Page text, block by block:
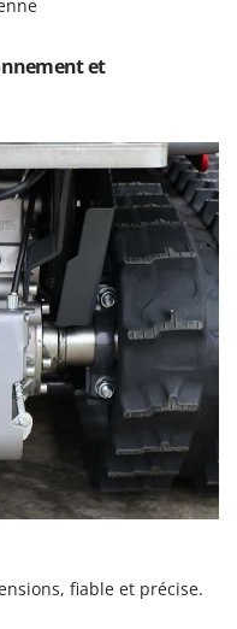
et
fiable et précise.